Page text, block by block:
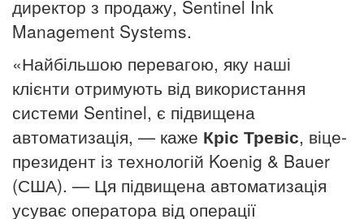
директор з продажу, Sentinel Ink
Management Systems.
«Найбільшою перевагою, яку наші
клієнти отримують від використання
системи Sentinel, є підвищена
автоматизація, — каже Кріс Тревіс, віце-
президент із технологій Koenig & Bauer
(США). — Ця підвищена автоматизація
усуває оператора від операції